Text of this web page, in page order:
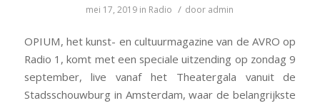
mei 17, 2019 in Radio / door admin
OPIUM, het kunst- en cultuurmagazine van de AVRO op
Radio 1, komt met een speciale uitzending op zondag 9
september, live vanaf het Theatergala vanuit de
Stadsschouwburg in Amsterdam, waar de belangrijkste